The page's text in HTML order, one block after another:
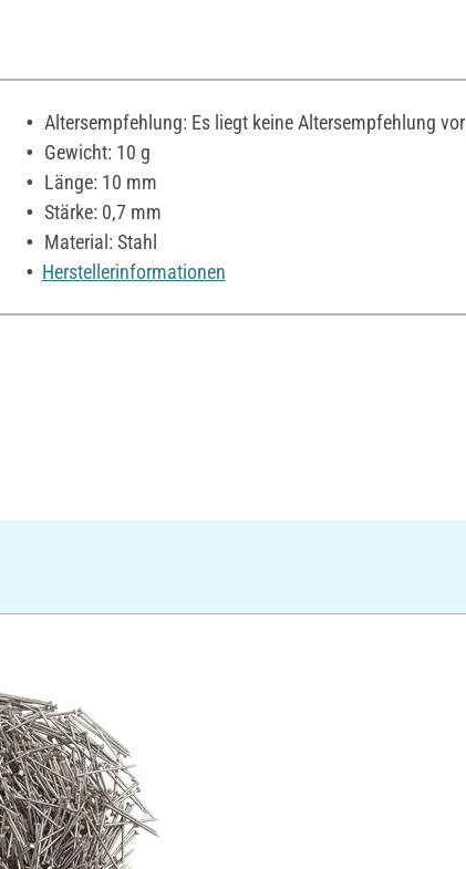
Altersempfehlung: Es liegt keine Altersempfehlung vor
Gewicht: 10 g
Länge: 10 mm
Stärke: 0,7 mm
Material: Stahl
Herstellerinformationen